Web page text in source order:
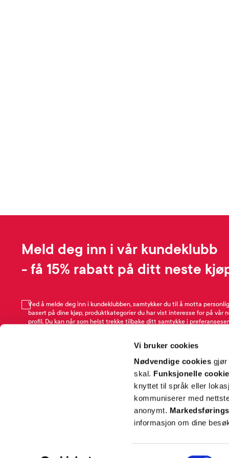
Vi bruker cookies
Nødvendige cookies gjør
skal. Funksjonelle
knyttet til språk eller
kommuniserer med
anonymt.
informasjon om dine
Meld deg inn i vår kundeklubb
- få 15% rabatt på ditt neste
Ved å melde deg inn i kundeklubben, samtykker du til å motta
basert på dine kjøp, produktkategorier du har vist interesse for på vår
profil. Du kan når som helst trekke tilbake ditt samtykke i